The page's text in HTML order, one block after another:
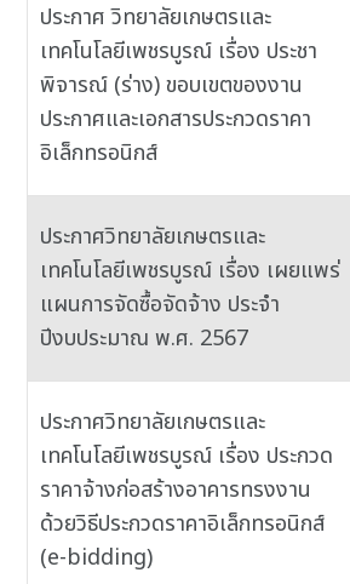
ประกาศ วิทยาลัยเกษตรและ
เทคโนโลยีเพชรบูรณ์ เรื่อง ประชา
พิจารณ์ (ร่าง) ขอบเขตของงาน
ประกาศและเอกสารประกวดราคา
อิเล็กทรอนิกส์
ประกาศวิทยาลัยเกษตรและ
เทคโนโลยีเพชรบูรณ์ เรื่อง เผยแพร่
แผนการจัดซื้อจัดจ้าง ประจำ
ปีงบประมาณ พ.ศ. 2567
ประกาศวิทยาลัยเกษตรและ
เทคโนโลยีเพชรบูรณ์ เรื่อง ประกวด
ราคาจ้างก่อสร้างอาคารทรงงาน
ด้วยวิธีประกวดราคาอิเล็กทรอนิกส์
(e-bidding)